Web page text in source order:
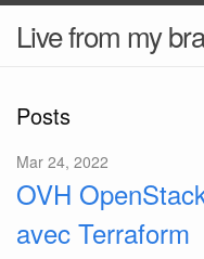
Live from my
Posts
Mar 24, 2022
OVH
avec Terraform